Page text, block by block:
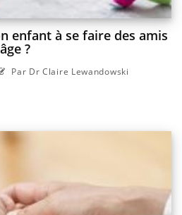
enfant à se faire des amis
?
Par Dr Claire Lewandowski